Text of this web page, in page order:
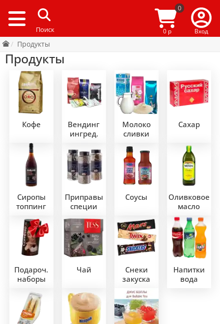
0
0 р Вход
Продукты
Продукты
Кофе
Вендинг
ингред.
Молоко
сливки
Сахар
Сиропы
топпинг
Приправы
специи
Соусы
Оливковое
масло
Подароч.
наборы
Чай
Снеки
закуска
Напитки
вода